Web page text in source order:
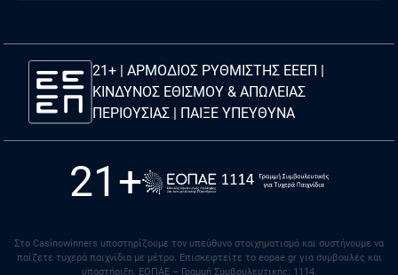
21+ | ΑΡΜΟΔΙΟΣ ΡΥΘΜΙΣΤΗΣ ΕΕΕΠ |
ΚΙΝΔΥΝΟΣ ΕΘΙΣΜΟΥ & ΑΠΩΛΕΙΑΣ
ΠΕΡΙΟΥΣΙΑΣ |
ΠΑΙΞΕ ΥΠΕΥΘΥΝΑ
21+
Στο Casinowinners υποστηρίζουμε τον υπεύθυνο στοιχηματισμό και συστήνουμε να
παίζετε τυχερά παιχνίδια με μέτρο. Eπισκεφτείτε το eopae.gr για συμβουλές και
υποστήριξη. ΕΟΠΑΕ – Γραμμή Συμβουλευτικής: 1114.